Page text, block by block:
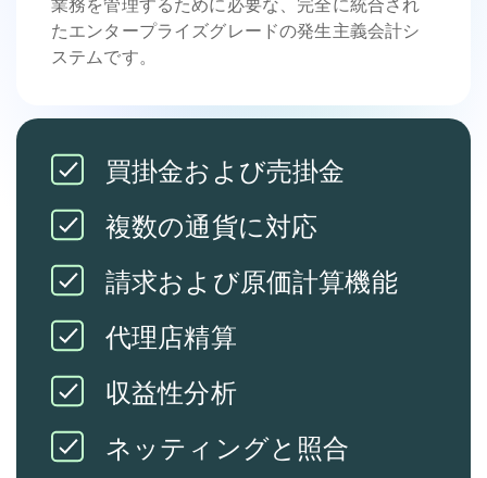
業務を管理するために必要な、完全に統合され
たエンタープライズグレードの発生主義会計シ
ステムです。
買掛金および売掛金
複数の通貨に対応
請求および原価計算機能
代理店精算
収益性分析
ネッティングと照合